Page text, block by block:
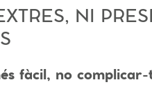
NI
fàcil, no complicar-